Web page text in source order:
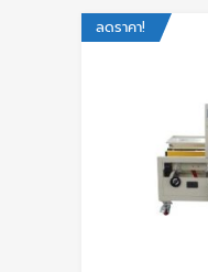
ลดราคา!